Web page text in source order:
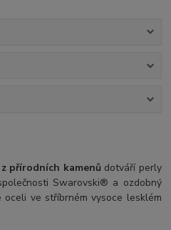
přírodních kamenů dotváří perly
Swarovski® a ozdobný
ve stříbrném vysoce lesklém